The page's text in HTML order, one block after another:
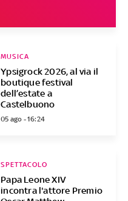
Ypsigrock 2026, al via il
boutique festival
dell’estate a
Castelbuono
MUSICA
05 ago - 16:24
Papa Leone XIV
incontra l'attore Premio
SPETTACOLO